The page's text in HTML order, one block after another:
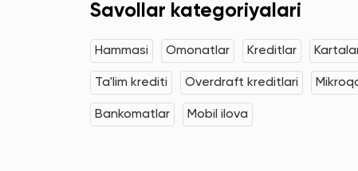
Savollar kategoriyalari
Hammasi Omonatlar Kreditlar
Ta'lim krediti Overdraft kreditlari
Bankomatlar Mobil ilova